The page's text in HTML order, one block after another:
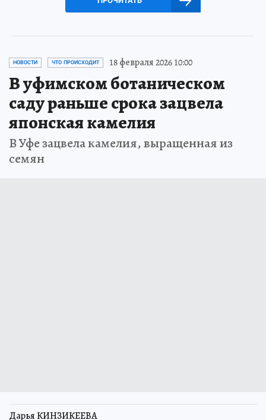
НОВОСТИ ЧТО ПРОИСХОДИТ 18 февраля 2026 10:00
В уфимском ботаническом
саду раньше срока зацвела
японская камелия
В Уфе зацвела камелия, выращенная из
семян
Дарья КИНЗИКЕЕВА